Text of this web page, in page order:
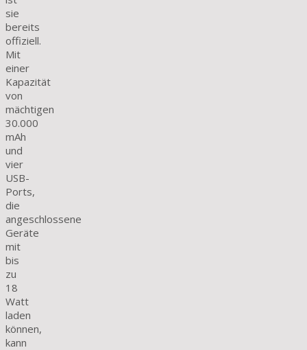
sie
bereits
offiziell.
Mit
einer
Kapazität
von
mächtigen
30.000
mAh
und
vier
USB-
Ports,
die
angeschlossene
Geräte
mit
bis
zu
18
Watt
laden
können,
kann